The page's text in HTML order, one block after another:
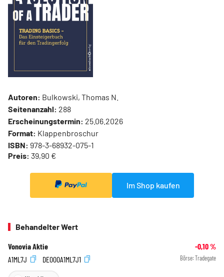
Autoren: Bulkowski, Thomas N.
Seitenanzahl: 288
Erscheinungstermin: 25.06.2026
Format: Klappenbroschur
ISBN: 978-3-68932-075-1
Preis: 39,90 €
Im Shop kaufen
Behandelter Wert
Vonovia Aktie -0,10%
A1ML7J
DE000A1ML7J1 Börse: Tradegate